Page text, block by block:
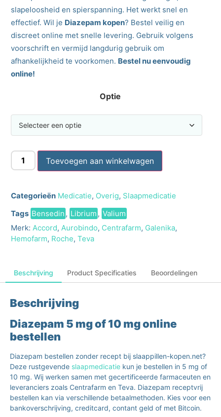
slapeloosheid en spierspanning. Het werkt snel en
effectief. Wil je Diazepam kopen? Bestel veilig en
discreet online met snelle levering. Gebruik volgens
voorschrift en vermijd langdurig gebruik om
afhankelijkheid te voorkomen. Bestel nu eenvoudig
online!
Optie
Toevoegen aan winkelwagen
Categorieën Medicatie, Overig, Slaapmedicatie
Tags Bensedin , Librium , Valium
Merk: Accord, Aurobindo, Centrafarm, Galenika,
Hemofarm, Roche,Teva
Beschrijving Product Specificaties Beoordelingen
Beschrijving
Diazepam 5 mg of 10 mg online
bestellen
Diazepam bestellen zonder recept bij slaappillen-kopen.net?
Deze rustgevende slaapmedicatie kun je bestellen in 5 mg of
10 mg. Wij werken samen met gecertificeerde farmaceuten en
leveranciers zoals Centrafarm en Teva. Diazepam receptvrij
bestellen kan via verschillende betaalmethoden. Kies voor een
bankoverschrijving, creditcard, contant geld of met Bitcoin.